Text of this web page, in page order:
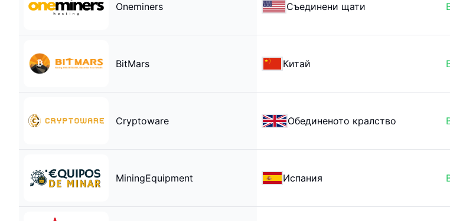
Oneminers Съединени щати
BitMars Китай
Cryptoware Обединеното кралство
MiningEquipment Испания